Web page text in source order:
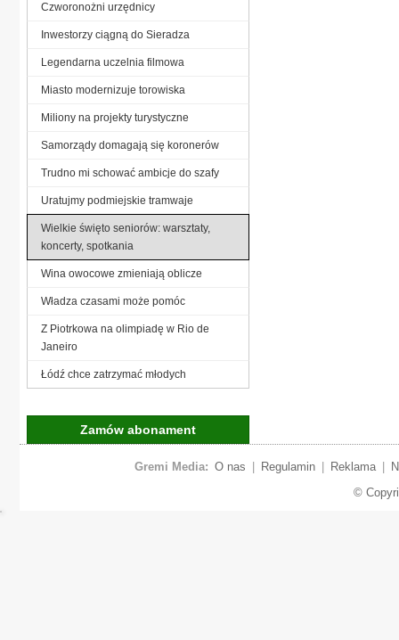
Czworonożni urzędnicy
Inwestorzy ciągną do Sieradza
Legendarna uczelnia filmowa
Miasto modernizuje torowiska
Miliony na projekty turystyczne
Samorządy domagają się koronerów
Trudno mi schować ambicje do szafy
Uratujmy podmiejskie tramwaje
Wielkie święto seniorów: warsztaty,
koncerty, spotkania
Wina owocowe zmieniają oblicze
Władza czasami może pomóc
Z Piotrkowa na olimpiadę w Rio de
Janeiro
Łódź chce zatrzymać młodych
Zamów abonament
Gremi Media: O nas Regulamin Reklama
©